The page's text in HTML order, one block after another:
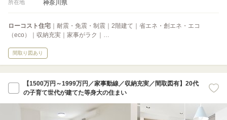
所在地 神奈川県
ローコスト住宅 ｜耐震・免震・制震｜2階建て｜省エネ・創エネ・エコ
（eco）｜収納充実｜家事がラク｜…
間取り図あり
【1500万円～1999万円／家事動線／収納充実／間取図有】20代
の子育て世代が建てた等身大の住まい